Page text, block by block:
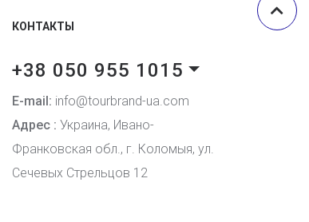
КОНТАКТЫ
+38 050 955 1015
E-mail: info@tourbrand-ua.com
Адрес : Украина, Ивано-
Франковская обл., г. Коломыя, ул.
Сечевых Стрельцов 12